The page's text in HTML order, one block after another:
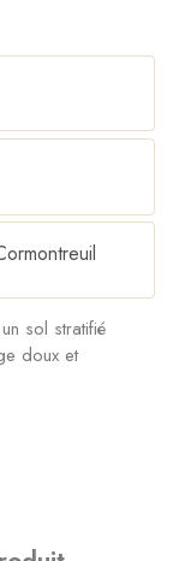
sol stratifié
doux et